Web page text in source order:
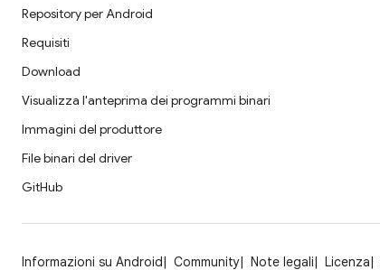
Repository per Android
Requisiti
Download
Visualizza l'anteprima dei programmi binari
Immagini del produttore
File binari del driver
GitHub
Informazioni su Android Community Note legali Licenza